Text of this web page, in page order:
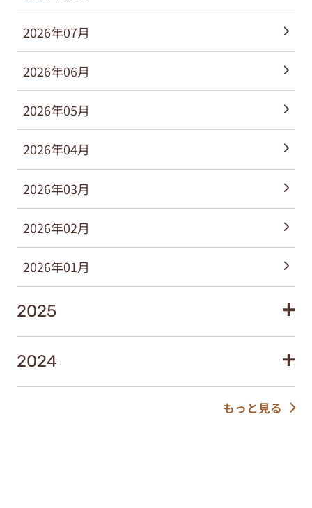
2026年07月
2026年06月
2026年05月
2026年04月
2026年03月
2026年02月
2026年01月
2025
2024
もっと見る